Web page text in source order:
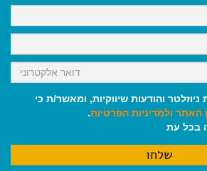
k
p
m
והודעות שיווקיות, ומאשר/ת כי
האתר ולמדיניות הפרטיות.
בכל עת